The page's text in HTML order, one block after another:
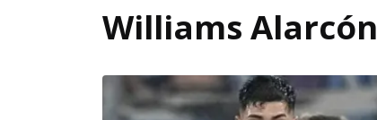
Williams Alarcón